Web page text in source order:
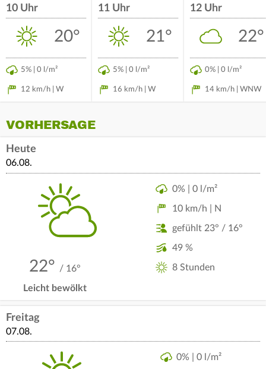
10 Uhr
20°
5% | 0 l/m²
12 km/h | W
11 Uhr
21°
5% | 0 l/m²
16 km/h | W
12 Uhr
22°
0% | 0 l/m²
14 km/h | WNW
VORHERSAGE
Heute
06.08.
22° / 16°
Leicht bewölkt
0% | 0 l/m²
10 km/h | N
gefühlt 23° / 16°
49 %
8 Stunden
Freitag
07.08.
0% | 0 l/m²